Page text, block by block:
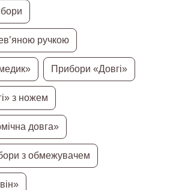
ручкою
Прибори «Довгі»
з ножем
довга»
з обмежувачем